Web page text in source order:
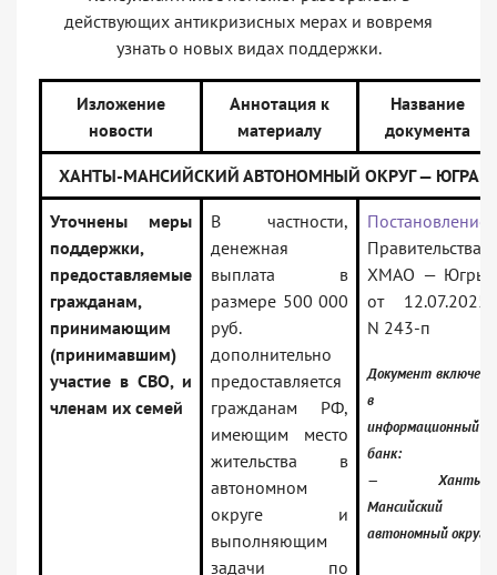
действующих антикризисных мерах и вовремя
узнать о новых видах поддержки.
Изложение
новости
Аннотация к
материалу
Название
документа
ХАНТЫ-МАНСИЙСКИЙ АВТОНОМНЫЙ ОКРУГ — ЮГРА
Уточнены меры
поддержки,
предоставляемые
гражданам,
принимающим
(принимавшим)
участие в СВО, и
членам их семей
В частности,
денежная
выплата в
размере 500 000
руб.
дополнительно
предоставляется
гражданам РФ,
имеющим место
жительства в
автономном
округе и
выполняющим
задачи по
Постановление
Правительства
ХМАО — Югры
от 12.07.2025
N 243-п
Документ включен
в
информационный
банк:
— Ханты-
Мансийский
автономный округ